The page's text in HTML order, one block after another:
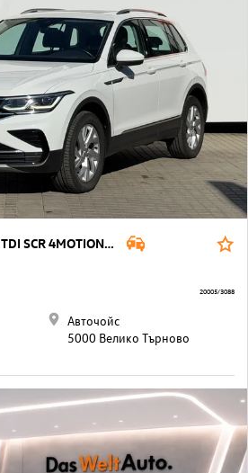
VW Tiguan Elegance 2.0 TDI SCR 4MOTION DSG
Авточойс
5000 Велико Търново
20005/3088